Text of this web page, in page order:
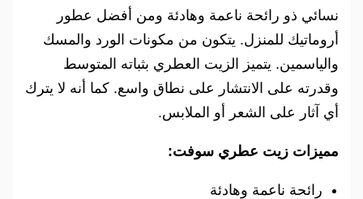
نسائي ذو رائحة ناعمة وهادئة ومن أفضل عطور
أروماتيك للمنزل. يتكون من مكونات الورد والمسك
والياسمين. يتميز الزيت العطري بثباته المتوسط
وقدرته على الانتشار على نطاق واسع. كما أنه لا يترك
أي آثار على الشعر أو الملابس.
مميزات زيت عطري سوفت:
رائحة ناعمة وهادئة